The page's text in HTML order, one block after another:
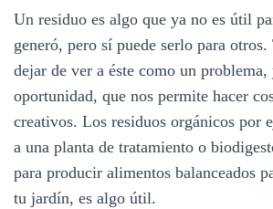
Un residuo es algo que ya no es útil
generó, pero sí puede serlo para otros.
dejar de ver a éste como un
oportunidad, que nos permite hacer
creativos. Los residuos orgánicos por
a una planta de tratamiento o
para producir alimentos balanceados
tu jardín, es algo útil.